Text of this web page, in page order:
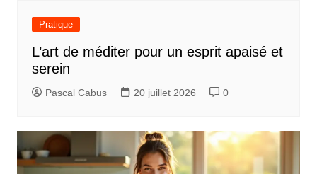
Pratique
L’art de méditer pour un esprit apaisé et
serein
Pascal Cabus 20 juillet 2026 0